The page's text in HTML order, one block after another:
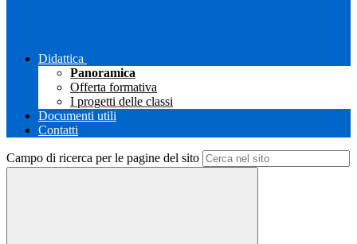
Didattica
Panoramica
Offerta formativa
I progetti delle classi
Documenti utili
Contatti
Campo di ricerca per le pagine del sito